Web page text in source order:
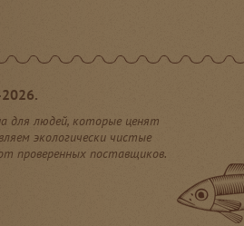
для людей, которые ценят
экологически чистые
проверенных поставщиков.